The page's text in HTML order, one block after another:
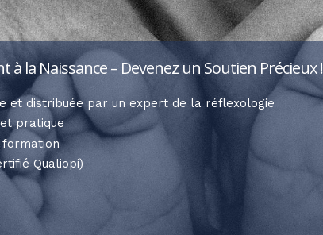
la Naissance – Devenez un Soutien Précieux !
et distribuée par un expert de la réflexologie
et pratique
formation
Qualiopi)